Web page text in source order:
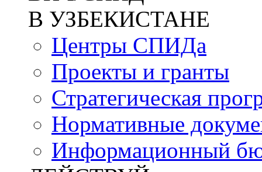
В УЗБЕКИСТАНЕ
Центры СПИДа
Проекты и гранты
Стратегическая
Нормативные
Информационный